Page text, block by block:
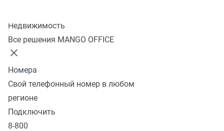
Недвижимость
Все решения MANGO OFFICE
Номера
Свой телефонный номер в любом
регионе
Подключить
8-800
аналитики в два раза
Контроль ключевых метрик продаж в наглядных
отчетах